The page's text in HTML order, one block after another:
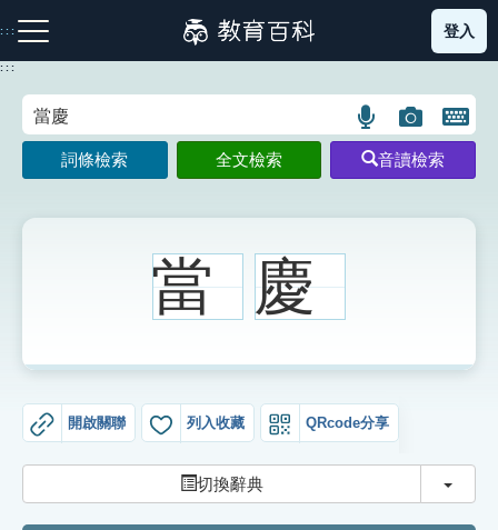
到
主
:::
注音索引圖示 筆畫索引圖示 部首索引表圖示
生字詞彙表
登入
:::
語
言
搜
圖
片
搜
開
鍵
圖
詞條檢索 全文檢索 音讀檢索
當 慶
開啟關聯 列入收藏 QRcode分享
切換辭典 切換